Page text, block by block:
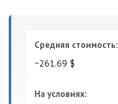
Средняя стоимость:
~261.69 $
На условиях: